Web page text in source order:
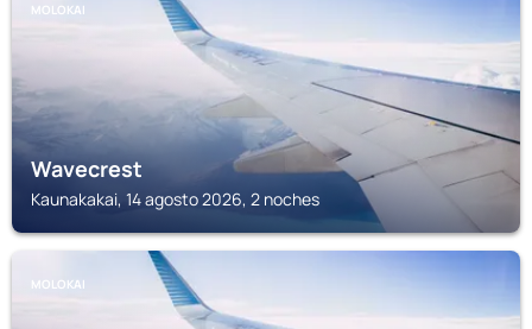
MOLOKAI
Wavecrest
Kaunakakai, 14 agosto 2026, 2 noches
MOLOKAI